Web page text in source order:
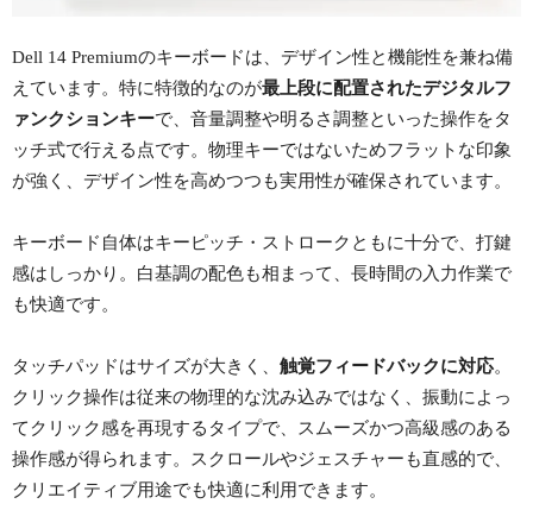
Dell 14 Premiumのキーボードは、デザイン性と機能性を兼ね備
えています。特に特徴的なのが最上段に配置されたデジタルフ
ァンクションキーで、音量調整や明るさ調整といった操作をタ
ッチ式で行える点です。物理キーではないためフラットな印象
が強く、デザイン性を高めつつも実用性が確保されています。
キーボード自体はキーピッチ・ストロークともに十分で、打鍵
感はしっかり。白基調の配色も相まって、長時間の入力作業で
も快適です。
タッチパッドはサイズが大きく、 触覚フィードバックに対応。
クリック操作は従来の物理的な沈み込みではなく、振動によっ
てクリック感を再現するタイプで、スムーズかつ高級感のある
操作感が得られます。スクロールやジェスチャーも直感的で、
クリエイティブ用途でも快適に利用できます。